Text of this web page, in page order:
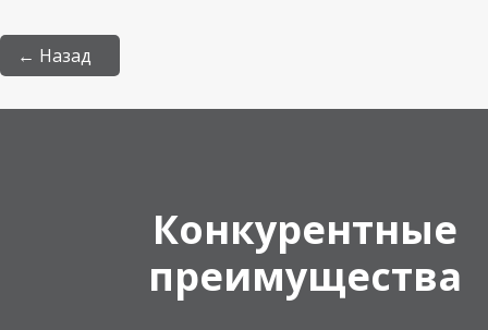
← Назад
Конкурентные
преимущества